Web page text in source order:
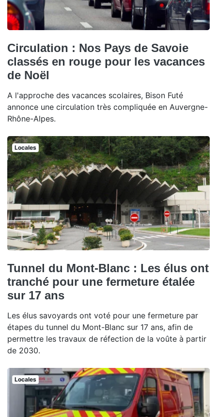
Circulation : Nos Pays de Savoie
classés en rouge pour les vacances
de Noël
A l'approche des vacances scolaires, Bison Futé
annonce une circulation très compliquée en Auvergne-
Rhône-Alpes.
Locales
Tunnel du Mont-Blanc : Les élus ont
tranché pour une fermeture étalée
sur 17 ans
Les élus savoyards ont voté pour une fermeture par
étapes du tunnel du Mont-Blanc sur 17 ans, afin de
permettre les travaux de réfection de la voûte à partir
de 2030.
Locales